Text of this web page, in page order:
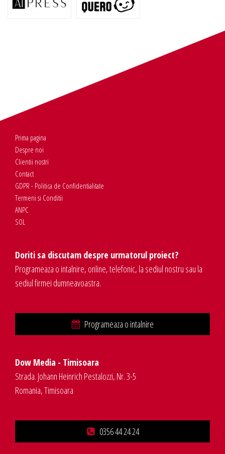
Prima pagina
Despre noi
Clientii nostri
Contact
GDPR - Politica de Confidentialitate
Termeni si Conditii
ANPC
SOL
Doriti sa discutam despre urmatorul proiect?
Programeaza o intalnire, online, telefonic, la sediul nostru sau la
sediul firmei dumneavoastra.
Programeaza o intalnire
Dow Media - Timisoara
Strada. Johann Heinrich Pestalozzi, Nr. 3-5
Romania, Timisoara
0356 44 24 24